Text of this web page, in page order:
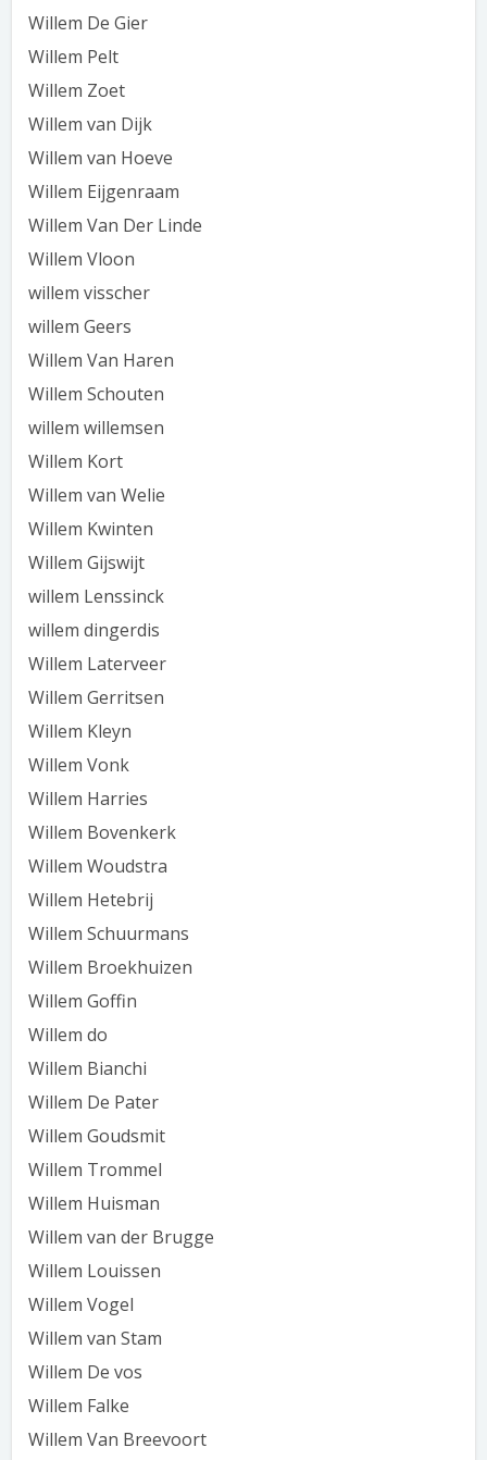
Willem De Gier
Willem Pelt
Willem Zoet
Willem van Dijk
Willem van Hoeve
Willem Eijgenraam
Willem Van Der Linde
Willem Vloon
willem visscher
willem Geers
Willem Van Haren
Willem Schouten
willem willemsen
Willem Kort
Willem van Welie
Willem Kwinten
Willem Gijswijt
willem Lenssinck
willem dingerdis
Willem Laterveer
Willem Gerritsen
Willem Kleyn
Willem Vonk
Willem Harries
Willem Bovenkerk
Willem Woudstra
Willem Hetebrij
Willem Schuurmans
Willem Broekhuizen
Willem Goffin
Willem do
Willem Bianchi
Willem De Pater
Willem Goudsmit
Willem Trommel
Willem Huisman
Willem van der Brugge
Willem Louissen
Willem Vogel
Willem van Stam
Willem De vos
Willem Falke
Willem Van Breevoort